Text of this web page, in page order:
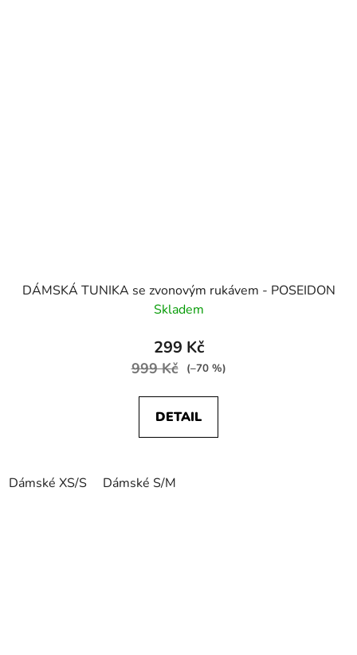
DÁMSKÁ TUNIKA se zvonovým rukávem - POSEIDON
Skladem
299 Kč
999 Kč (–70 %)
DETAIL
Dámské XS/S Dámské S/M